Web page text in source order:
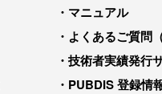
マニュアル
よくあるご質問
技術者実績発行
PUBDIS 登録情